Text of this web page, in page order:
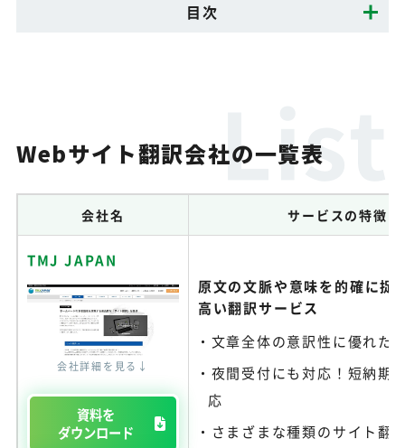
目次
Webサイト翻訳会社の一覧表
会社名 サービスの特徴
TMJ JAPAN
会社詳細を見る↓
資料を
ダウンロード
原文の文脈や意味を的確に捉
高い翻訳サービス
文章全体の意訳性に優れた
夜間受付にも対応！短納期
応
さまざまな種類のサイト翻